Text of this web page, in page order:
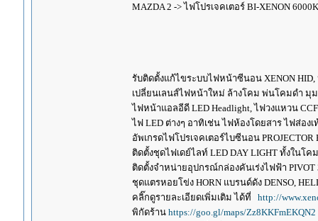
MAZDA 2 -> ไฟโปรเจคเตอร์ BI-XENON
รับติดตั้งแก้ไขระบบไฟหน้าซีนอน XENON
เปลี่ยนเลนส์ไฟหน้าใหม่ ล้างโคม พ่นโคมดำ มุ
ไฟหน้าแอลอีดี LED Headlight, ไฟวงแหวน
ไฟ LED ต่างๆ อาทิเช่น ไฟห้องโดยสาร ไฟส่อ
อัพเกรดไฟโปรเจคเตอร์ไบซีนอน
ติดตั้งชุดไฟเดย์ไลท์ LED DAY LIGHT ทั้งในโ
ติดตั้งจำหน่ายอุปกรณ์กล่องคันเร่งไฟฟ้า PIVOT
ชุดแตรหอยโข่ง HORN แบรนด์ดัง DENSO,
คลิ๊กดูรายละเอียดเพิ่มเติม ได้ที่ http://
พิกัดร้าน https://goo.gl/maps/Zz8KKFmEKQN2